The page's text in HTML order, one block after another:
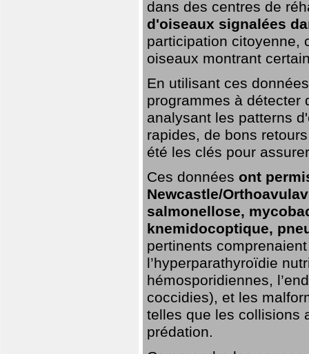
dans des centres de
d'oiseaux signalées
participation citoyenne,
oiseaux montrant
En utilisant ces
programmes à détecter
analysant les patterns
rapides, de bons
été les clés pour
Ces données ont
Newcastle/
salmonellose,
knemidocoptique,
pertinents
l’hyperparathyroïdie
hémosporidiennes,
coccidies), et les
telles que les collisions
prédation.